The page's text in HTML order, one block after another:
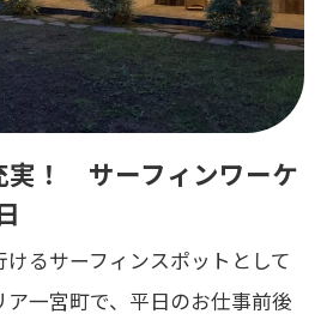
実！ サーフィンワーケ
るサーフィンスポットとして
一宮町で、平日のお仕事前後